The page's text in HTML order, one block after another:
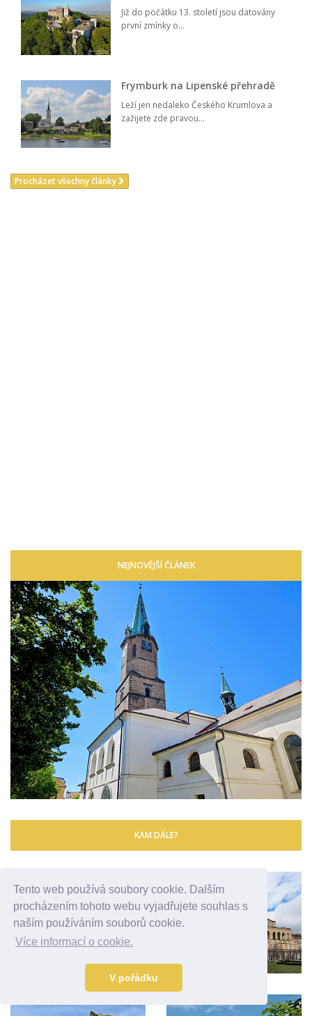
Tento web používá soubory cookie. Dalším
procházením tohoto webu vyjadřujete souhlas s
naším používáním souborů cookie.
Více informací o cookie.
V pořádku
Již do počátku 13. století jsou datovány
první zmínky o...
Frymburk na Lipenské přehradě
Leží jen nedaleko Českého Krumlova a
zažijete zde pravou...
Procházet všechny články
NEJNOVĚJŠÍ ČLÁNEK
KAM DÁLE?